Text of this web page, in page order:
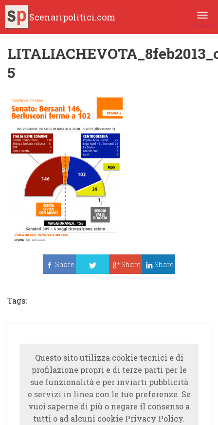
Scenaripolitici.com
5
Share
Share Share
Tags:
Questo sito utilizza cookie tecnici e di
profilazione propri e di terze parti per le
sue funzionalità e per inviarti pubblicità
e servizi in linea con le tue preferenze. Se
vuoi saperne di più o negare il consenso a
tutti o ad alcuni cookie Privacy Policy.